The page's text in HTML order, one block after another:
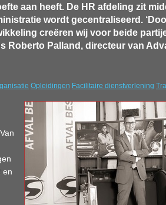
aan heeft. De HR afdeling zit
wordt gecentraliseerd.
creëren wij voor beide
Roberto Palland, directeur van
Opleidingen Facilitaire dienstverlening
en